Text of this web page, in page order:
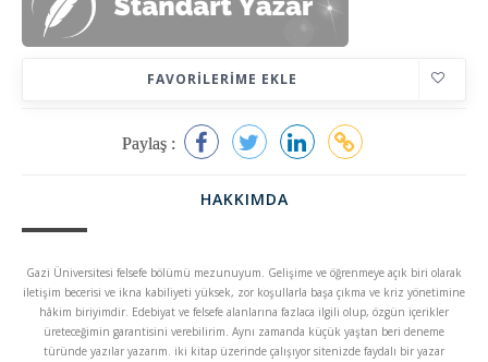
FAVORILERIME EKLE
Paylaş :
HAKKIMDA
Gazi Üniversitesi felsefe bölümü mezunuyum. Gelişime ve öğrenmeye açık biri olarak
iletişim becerisi ve ikna kabiliyeti yüksek, zor koşullarla başa çıkma ve kriz yönetimine
hâkim biriyimdir. Edebiyat ve felsefe alanlarına fazlaca ilgili olup, özgün içerikler
üreteceğimin garantisini verebilirim. Aynı zamanda küçük yaştan beri deneme
türünde yazılar yazarım. iki kitap üzerinde çalışıyor sitenizde faydalı bir yazar